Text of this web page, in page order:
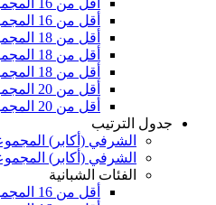
أقل من 16 المجموعة ب
أقل من 16 المجموعة ج
أقل من 18 المجموعة أ
أقل من 18 المجموعة ب
أقل من 18 المجموعة ج
أقل من 20 المجموعة أ
أقل من 20 المجموعة ب
جدول الترتيب
الشرفي (أكابر)
الشرفي (أكابر)
الفئات الشبانية
أقل من 16 المجموعة أ